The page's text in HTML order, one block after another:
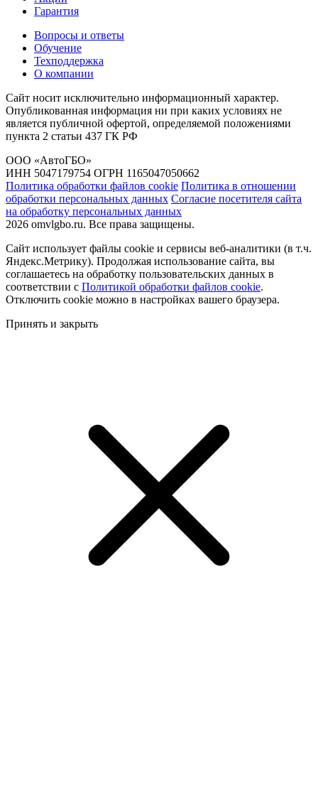
Гарантия
Вопросы и ответы
Обучение
Техподдержка
О компании
Сайт носит исключительно информационный характер.
Опубликованная информация ни при каких условиях не
является публичной офертой, определяемой положениями
пункта 2 статьи 437 ГК РФ
ООО «АвтоГБО»
ИНН 5047179754 ОГРН 1165047050662
Политика обработки файлов cookie Политика в отношении
обработки персональных данных Согласие посетителя сайта
на обработку персональных данных
2026 omvlgbo.ru. Все права защищены.
Сайт использует файлы cookie и сервисы веб-аналитики (в т.ч.
Яндекс.Метрику). Продолжая использование сайта, вы
соглашаетесь на обработку пользовательских данных в
соответствии с Политикой обработки файлов cookie.
Отключить cookie можно в настройках вашего браузера.
Принять и закрыть